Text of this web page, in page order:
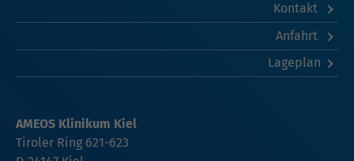
Kontakt
Anfahrt
Lageplan
AMEOS Klinikum Kiel
Tiroler Ring 621-623